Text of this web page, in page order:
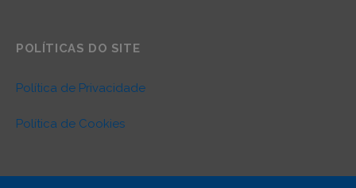
POLÍTICAS DO SITE
Política de Privacidade
Política de Cookies